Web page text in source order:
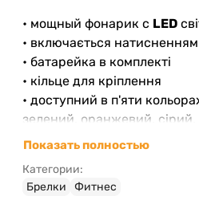
• мощный фонарик с LED
• включається
• батарейка в комплекті
• кільце для кріплення
• доступний в п'яти
зелений, оранжевий,
Показать полностью
Категории:
Брелки
Фитнес